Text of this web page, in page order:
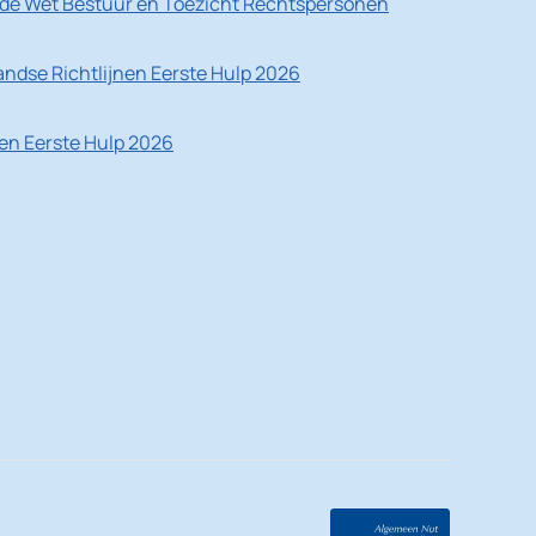
Richtlijnen Eerste Hulp 2026
Eerste Hulp 2026